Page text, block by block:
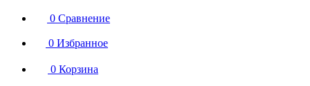
0 Сравнение
0 Избранное
0 Корзина